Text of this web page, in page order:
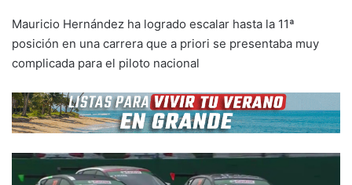
Mauricio Hernández ha logrado escalar hasta la 11ª
posición en una carrera que a priori se presentaba muy
complicada para el piloto nacional